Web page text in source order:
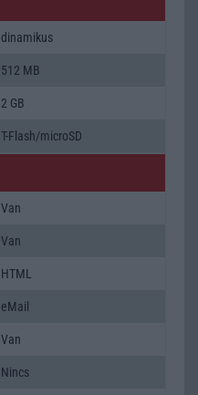
dinamikus
512 MB
2 GB
T-Flash/microSD
Van
Van
HTML
eMail
Van
Nincs